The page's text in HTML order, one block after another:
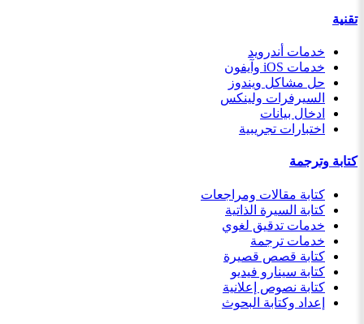
تقنية
خدمات أندرويد
خدمات iOS وآيفون
حل مشاكل ويندوز
السيرفرات ولينكس
ادخال بيانات
اختبارات تجريبية
كتابة وترجمة
كتابة مقالات ومراجعات
كتابة السيرة الذاتية
خدمات تدقيق لغوي
خدمات ترجمة
كتابة قصص قصيرة
كتابة سينارو فيديو
كتابة نصوص إعلانية
إعداد وكتابة البحوث